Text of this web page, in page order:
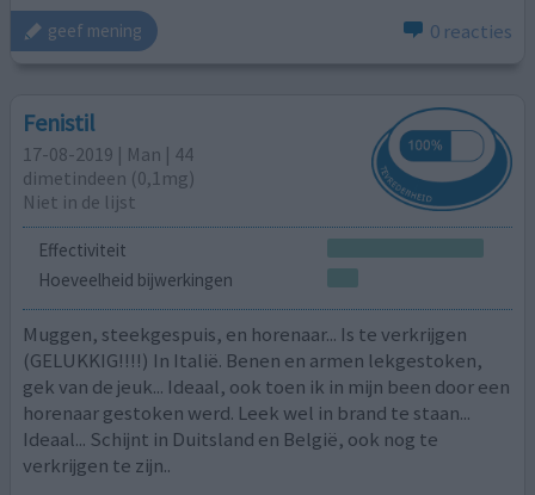
geef mening 0 reacties
Fenistil
17-08-2019 | Man | 44
dimetindeen (0,1mg)
Niet in de lijst
Effectiviteit
Hoeveelheid bijwerkingen
Muggen, steekgespuis, en horenaar... Is te verkrijgen
(GELUKKIG!!!!) In Italië. Benen en armen lekgestoken,
gek van de jeuk... Ideaal, ook toen ik in mijn been door een
horenaar gestoken werd. Leek wel in brand te staan...
Ideaal... Schijnt in Duitsland en België, ook nog te
verkrijgen te zijn..